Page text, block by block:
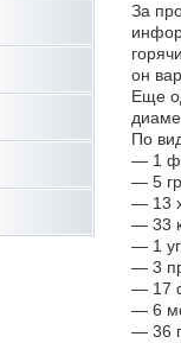
За
он
Еще
По
— 1
— 5
— 13
— 33
— 1
— 3
— 17
— 6
— 36